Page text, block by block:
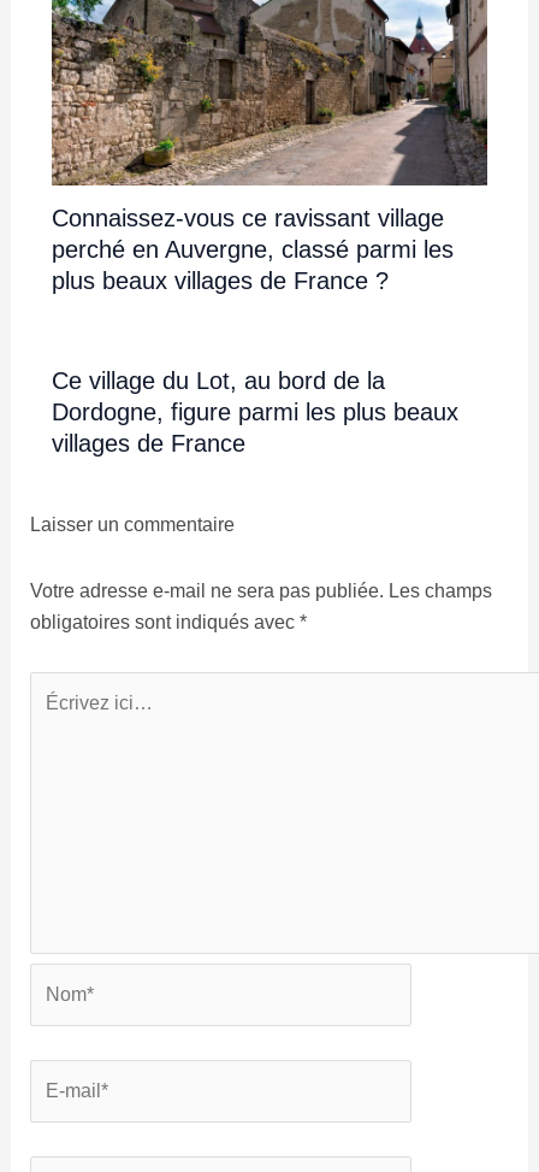
Connaissez-vous ce ravissant village
perché en Auvergne, classé parmi les
plus beaux villages de France ?
Ce village du Lot, au bord de la
Dordogne, figure parmi les plus beaux
villages de France
Laisser un commentaire
Votre adresse e-mail ne sera pas publiée. Les champs
obligatoires sont indiqués avec *